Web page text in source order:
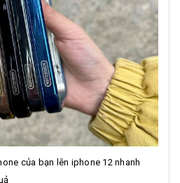
của bạn lên iphone 12 nhanh